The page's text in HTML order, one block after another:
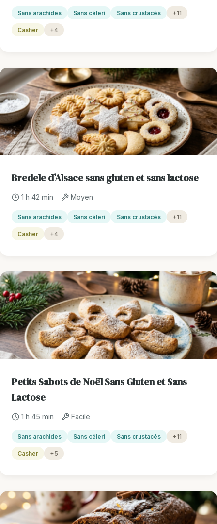
Sans arachides Sans céleri Sans crustacés +11
Casher +4
Bredele d’Alsace sans gluten et sans lactose
1 h 42 min Moyen
Sans arachides Sans céleri Sans crustacés +11
Casher +4
Petits Sabots de Noël Sans Gluten et Sans
Lactose
1 h 45 min Facile
Sans arachides Sans céleri Sans crustacés +11
Casher +5